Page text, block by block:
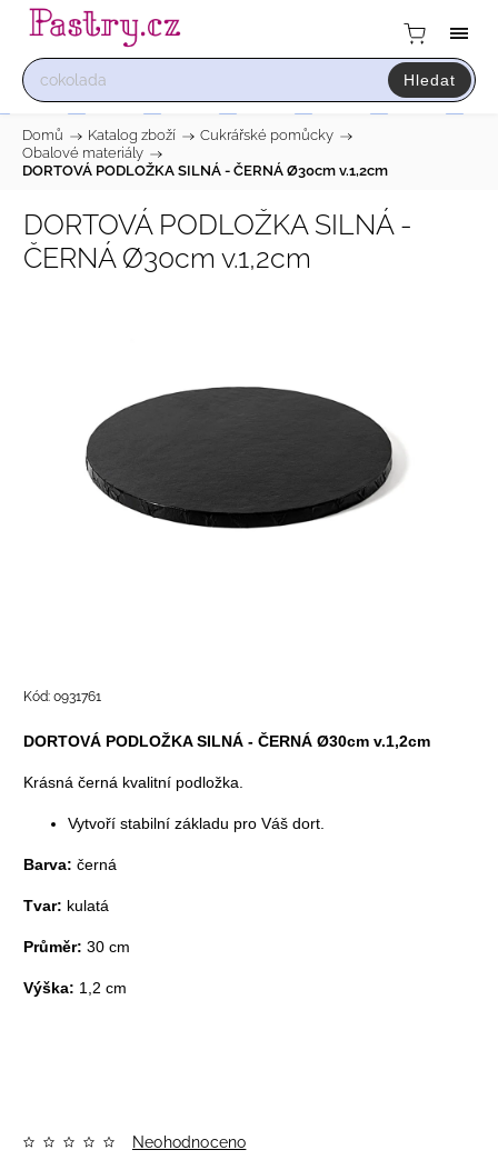
Hledat
Domů / Katalog zboží / Cukrářské pomůcky /
Obalové materiály /
DORTOVÁ PODLOŽKA SILNÁ - ČERNÁ Ø30cm v.1,2cm
DORTOVÁ PODLOŽKA SILNÁ -
ČERNÁ Ø30cm v.1,2cm
Kód: 0931761
DORTOVÁ PODLOŽKA SILNÁ - ČERNÁ Ø30cm v.1,2cm
Krásná černá kvalitní podložka.
Vytvoří stabilní základu pro Váš dort.
Barva: černá
Tvar: kulatá
Průměr: 30 cm
Výška: 1,2 cm
Neohodnoceno